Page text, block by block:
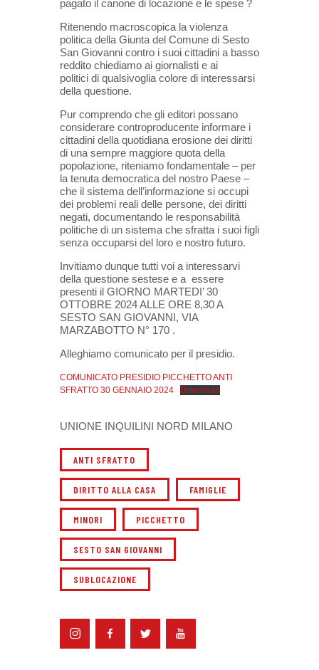
pagato il canone di locazione e le spese ?
Ritenendo macroscopica la violenza
politica della Giunta del Comune di Sesto
San Giovanni contro i suoi cittadini a basso
reddito chiediamo ai giornalisti e ai
politici di qualsivoglia colore di interessarsi
della questione.
Pur comprendo che gli editori possano
considerare controproducente informare i
cittadini della quotidiana erosione dei diritti
di una sempre maggiore quota della
popolazione, riteniamo fondamentale – per
la tenuta democratica del nostro Paese –
che il sistema dell’informazione si occupi
dei problemi reali delle persone, dei diritti
negati, documentando le responsabilità
politiche di un sistema che sfratta i suoi figli
senza occuparsi del loro e nostro futuro.
Invitiamo dunque tutti voi a interessarvi
della questione sestese e a essere
presenti il GIORNO MARTEDI’ 30
OTTOBRE 2024 ALLE ORE 8,30 A
SESTO SAN GIOVANNI, VIA
MARZABOTTO N° 170 .
Alleghiamo comunicato per il presidio.
COMUNICATO PRESIDIO PICCHETTO ANTI
SFRATTO 30 GENNAIO 2024
Download
UNIONE INQUILINI NORD MILANO
ANTI SFRATTO
DIRITTO ALLA CASA FAMIGLIE
MINORI PICCHETTO
SESTO SAN GIOVANNI
SUBLOCAZIONE